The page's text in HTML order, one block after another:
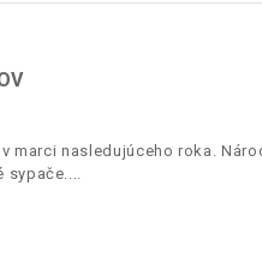
marci nasledujúceho roka.
sypače.